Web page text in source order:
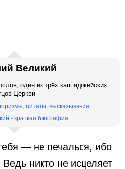
Великий
один из трёх каппадокийских
Церкви
цитаты, высказывания
- краткая биография
— не печалься, ибо
никто не исцеляет